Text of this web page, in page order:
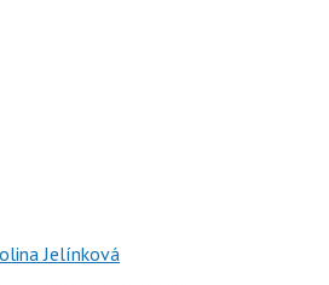
Jelínková